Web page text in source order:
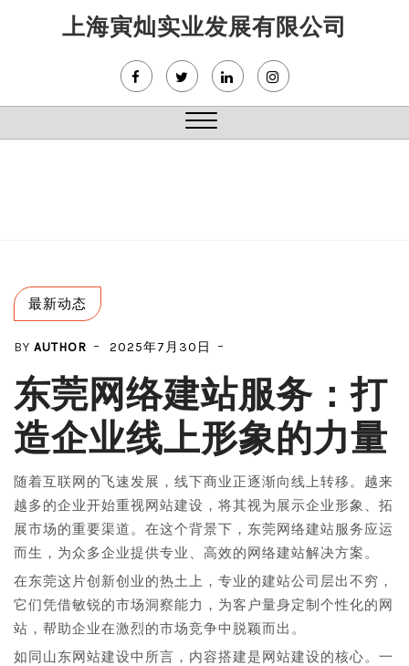
上海寅灿实业发展有限公司
Close
最新动态
BY AUTHOR 2025年7月30日
东莞网络建站服务：打
造企业线上形象的力量
随着互联网的飞速发展，线下商业正逐渐向线上转移。越来
越多的企业开始重视网站建设，将其视为展示企业形象、拓
展市场的重要渠道。在这个背景下，东莞网络建站服务应运
而生，为众多企业提供专业、高效的网络建站解决方案。
在东莞这片创新创业的热土上，专业的建站公司层出不穷，
它们凭借敏锐的市场洞察能力，为客户量身定制个性化的网
站，帮助企业在激烈的市场竞争中脱颖而出。
如同山东网站建设中所言，内容搭建是网站建设的核心。一